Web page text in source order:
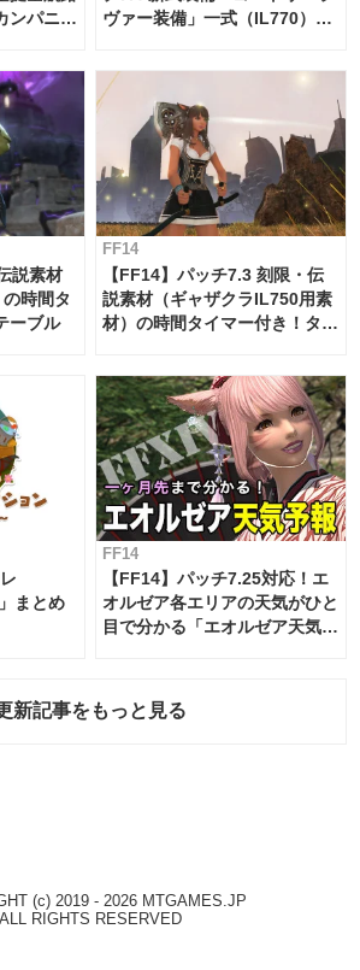
ンパニ
ヴァー装備」一式（IL770）の
説素材
時間タ
ーブル
FF14
【FF14】パッチ7.3 刻限・伝
説素材（ギャザクラIL750用素
材）の時間タイマー付き！タイ
まとめ
FF14
【FF14】パッチ7.25対応！エ
オルゼア各エリアの天気がひと
目で分かる「エオルゼア天気予
新記事をもっと見る
(c) 2019 - 2026 MTGAMES.JP
ALL RIGHTS RESERVED